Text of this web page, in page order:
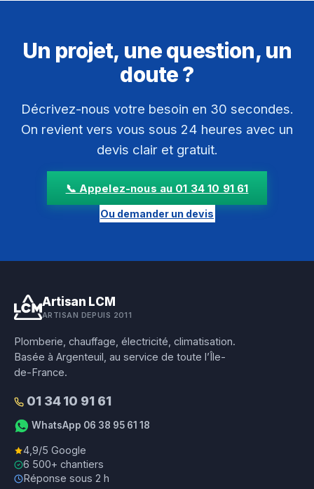
Un projet, une question, un
doute ?
Décrivez-nous votre besoin en 30 secondes.
On revient vers vous sous 24 heures avec un
devis clair et gratuit.
📞 Appelez-nous au 01 34 10 91 61
Ou demander un devis
Artisan LCM
ARTISAN DEPUIS 2011
Plomberie, chauffage, électricité, climatisation.
Basée à Argenteuil, au service de toute l’Île-
de-France.
01 34 10 91 61
WhatsApp 06 38 95 61 18
4,9/5 Google
6 500+ chantiers
Réponse sous 2 h